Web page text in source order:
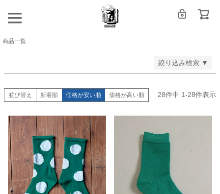
商品一覧
絞り込み検索 ▼
並び替え 新着順 価格が安い順 価格が高い順 28件中 1-28件表示